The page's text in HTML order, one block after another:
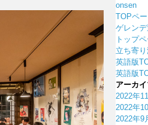
onsen
TOPペ
ゲレン
トップ
立ち寄
英語版
英語版
アーカ
2022年
2022年
2022年9